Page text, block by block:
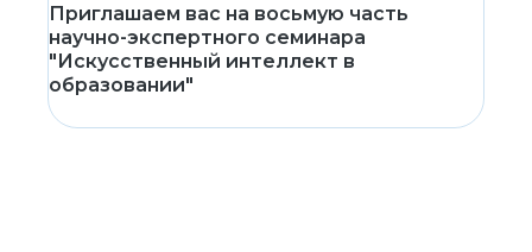
Приглашаем вас на восьмую часть
научно-экспертного семинара
"Искусственный интеллект в
образовании"